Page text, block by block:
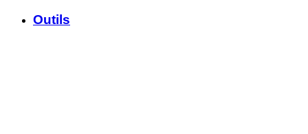
Outils